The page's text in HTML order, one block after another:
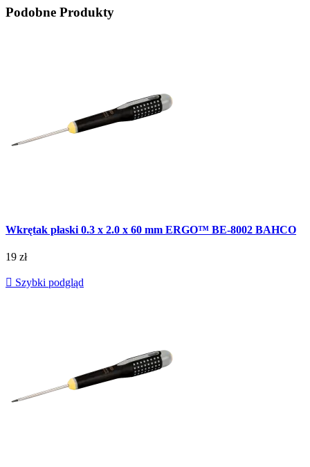
Podobne Produkty
Wkrętak płaski 0.3 x 2.0 x 60 mm ERGO™ BE-8002 BAHCO
19 zł
 Szybki podgląd